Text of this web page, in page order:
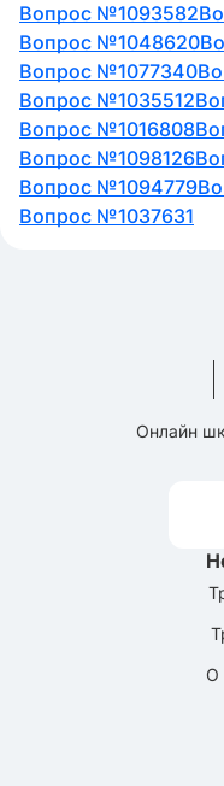
Вопрос №1093582
Вопрос №1048620
Вопрос №1077340
Вопрос №1035512
Вопрос №1016808
Вопрос №1098126
Вопрос №1094779
Вопрос №1037631
Онлайн
О